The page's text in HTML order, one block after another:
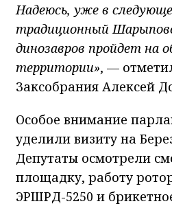
Надеюсь, уже в
традиционный
динозавров пройдет на
территории», —
Заксобрания Алексей
Особое внимание
уделили визиту на
Депутаты осмотрели
площадку, работу
ЭРШРД-5250 и